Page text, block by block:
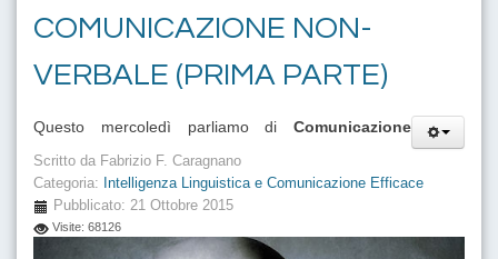
COMUNICAZIONE NON-
VERBALE (PRIMA PARTE)
Scritto da Fabrizio F. Caragnano
Categoria:
Intelligenza Linguistica e Comunicazione Efficace
Pubblicato: 21 Ottobre 2015
Visite: 68126
Questo mercoledì parliamo di Comunicazione